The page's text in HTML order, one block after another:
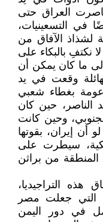
حاصرت العراق حتى
التسعينيات،
الآفاق من
نكتفِ بالبكاء على
إلى ما كان يمكن أن
وقعت في يد
بغطاء شعبي
الناصر، حين كان
وحين كانت
أن إيران، بقوتها
سيطرت على
المنطقة من براثن
التراجيديا،
التي جعلت مصر
في دور اليمن